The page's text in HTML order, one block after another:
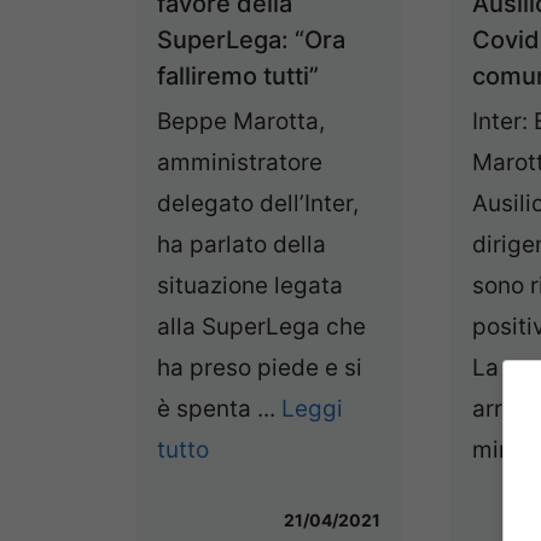
SuperLega: “Ora
falliremo tutti”
Beppe Marotta,
amministratore
delegato dell’Inter,
ha parlato della
situazione legata
alla SuperLega che
ha preso piede e si
è spenta ... Leggi
tutto
21/04/2021
Inter:
sono
La
minuti